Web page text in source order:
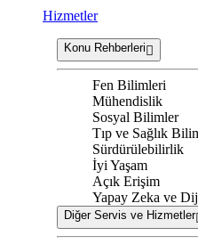
Hizmetler
Konu Rehberleri
Fen Bilimleri
Mühendislik
Sosyal Bilimler
Tıp ve Sağlık
Sürdürülebilirlik
İyi Yaşam
Açık Erişim
Yapay Zeka ve
Diğer Servis ve Hizmetler